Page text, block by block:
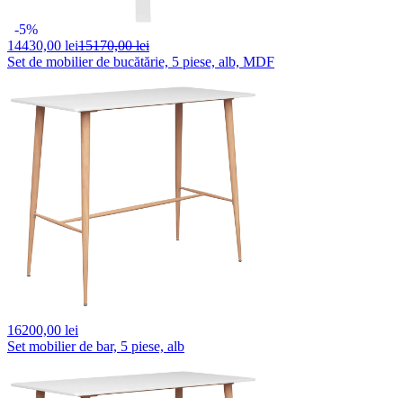
-5%
14430,00 lei15170,00 lei
Set de mobilier de bucătărie, 5 piese, alb, MDF
16200,00 lei
Set mobilier de bar, 5 piese, alb